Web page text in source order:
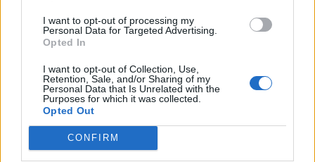
I want to opt-out of processing my
Personal Data for Targeted Advertising.
Opted In
I want to opt-out of Collection, Use,
Retention, Sale, and/or Sharing of my
Personal Data that Is Unrelated with the
Purposes for which it was collected.
Opted Out
CONFIRM
batmagasinet.no utgis av